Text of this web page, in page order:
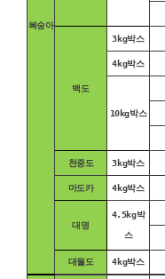
복숭아
백도
3kg박스
4kg박스
10kg박스
천중도 3kg박스
마도카 4kg박스
대명
4.5kg박
스
대월도 4kg박스